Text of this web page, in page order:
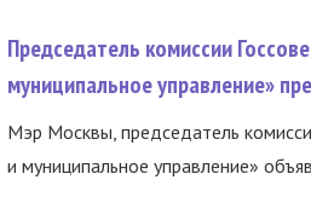
Председатель комиссии
муниципальное управление»
Мэр Москвы, председатель
и муниципальное управление»